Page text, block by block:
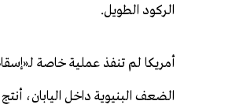
الركود الطويل.
أمريكا لم تنفذ عملية خاصة
الضعف البنيوية داخل اليابان،